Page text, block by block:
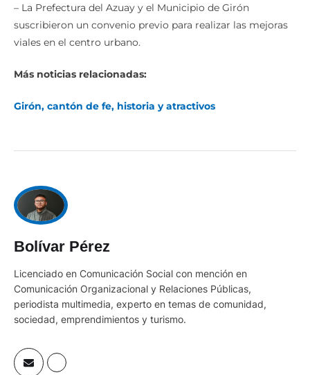
– La Prefectura del Azuay y el Municipio de Girón
suscribieron un convenio previo para realizar las mejoras
viales en el centro urbano.
Más noticias relacionadas:
Girón, cantón de fe, historia y atractivos
Bolívar Pérez
Licenciado en Comunicación Social con mención en
Comunicación Organizacional y Relaciones Públicas,
periodista multimedia, experto en temas de comunidad,
sociedad, emprendimientos y turismo.